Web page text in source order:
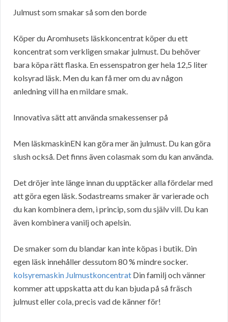
Julmust som smakar så som den borde
Köper du Aromhusets läskkoncentrat köper du ett
koncentrat som verkligen smakar julmust. Du behöver
bara köpa rätt flaska. En essenspatron ger hela 12,5 liter
kolsyrad läsk. Men du kan få mer om du av någon
anledning vill ha en mildare smak.
Innovativa sätt att använda smakessenser på
Men läskmaskinEN kan göra mer än julmust. Du kan göra
slush också. Det finns även colasmak som du kan använda.
Det dröjer inte länge innan du upptäcker alla fördelar med
att göra egen läsk. Sodastreams smaker är varierade och
du kan kombinera dem, i princip, som du själv vill. Du kan
även kombinera vanilj och apelsin.
De smaker som du blandar kan inte köpas i butik. Din
egen läsk innehåller dessutom 80 % mindre socker.
kolsyremaskin Julmustkoncentrat Din familj och vänner
kommer att uppskatta att du kan bjuda på så fräsch
julmust eller cola, precis vad de känner för!